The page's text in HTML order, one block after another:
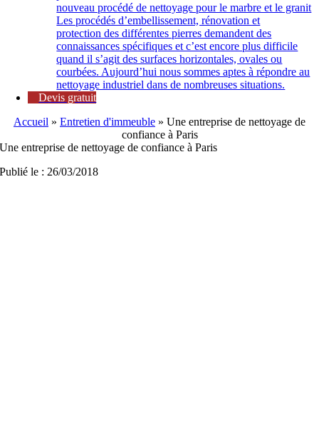
nouveau procédé de nettoyage pour le marbre et le granit
Les procédés d’embellissement, rénovation et
protection des différentes pierres demandent des
connaissances spécifiques et c’est encore plus difficile
quand il s’agit des surfaces horizontales, ovales ou
courbées. Aujourd’hui nous sommes aptes à répondre au
nettoyage industriel dans de nombreuses situations.
Devis gratuit
Accueil » Entretien d'immeuble » Une entreprise de nettoyage de
confiance à Paris
Une entreprise de nettoyage de confiance à Paris
Publié le : 26/03/2018